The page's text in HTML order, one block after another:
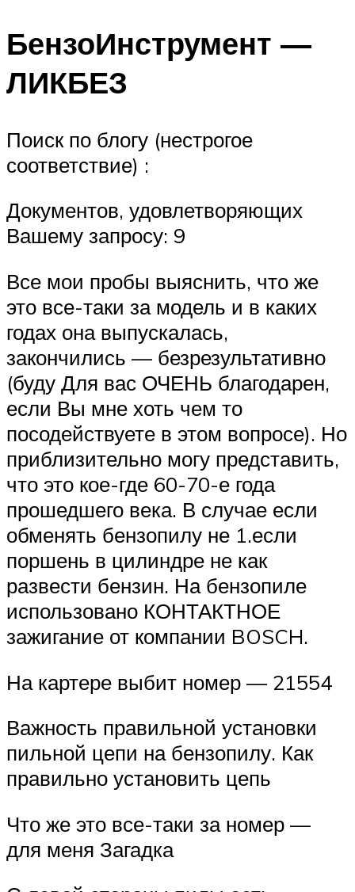
БензоИнструмент —
ЛИКБЕЗ
Поиск по блогу (нестрогое
соответствие) :
Документов, удовлетворяющих
Вашему запросу: 9
Все мои пробы выяснить, что же
это все-таки за модель и в каких
годах она выпускалась,
закончились — безрезультативно
(буду Для вас ОЧЕНЬ благодарен,
если Вы мне хоть чем то
посодействуете в этом вопросе). Но
приблизительно могу представить,
что это кое-где 60-70-е года
прошедшего века. В случае если
обменять бензопилу не 1.если
поршень в цилиндре не как
развести бензин. На бензопиле
использовано КОНТАКТНОЕ
зажигание от компании BOSCH.
На картере выбит номер — 21554
Важность правильной установки
пильной цепи на бензопилу. Как
правильно установить цепь
Что же это все-таки за номер —
для меня Загадка